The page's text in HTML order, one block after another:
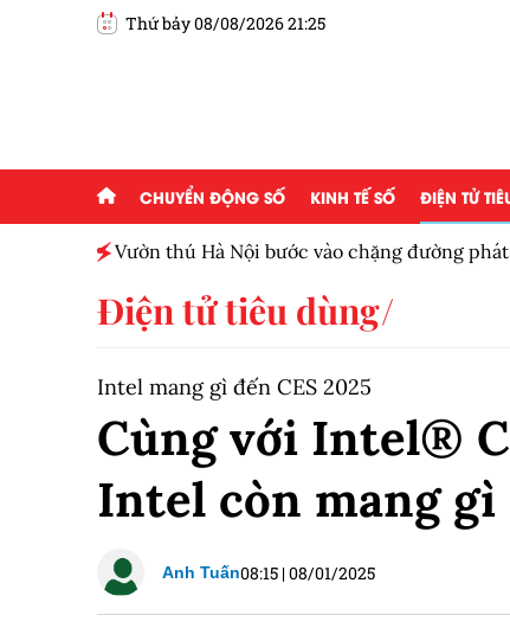
Thứ bảy 08/08/2026 21:25
CHUYỂN ĐỘNG SỐ KINH TẾ SỐ ĐIỆN TỬ
Vườn thú Hà Nội bước vào chặng đường
Điện tử tiêu dùng
Intel mang gì đến CES 2025
Cùng với Intel®
Intel còn mang gì
Anh Tuấn08:15 |08/01/2025